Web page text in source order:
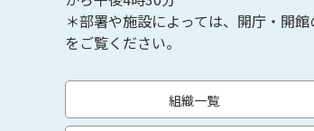
＊部署や施設によっては、開庁・開館
をご覧ください。
組織一覧